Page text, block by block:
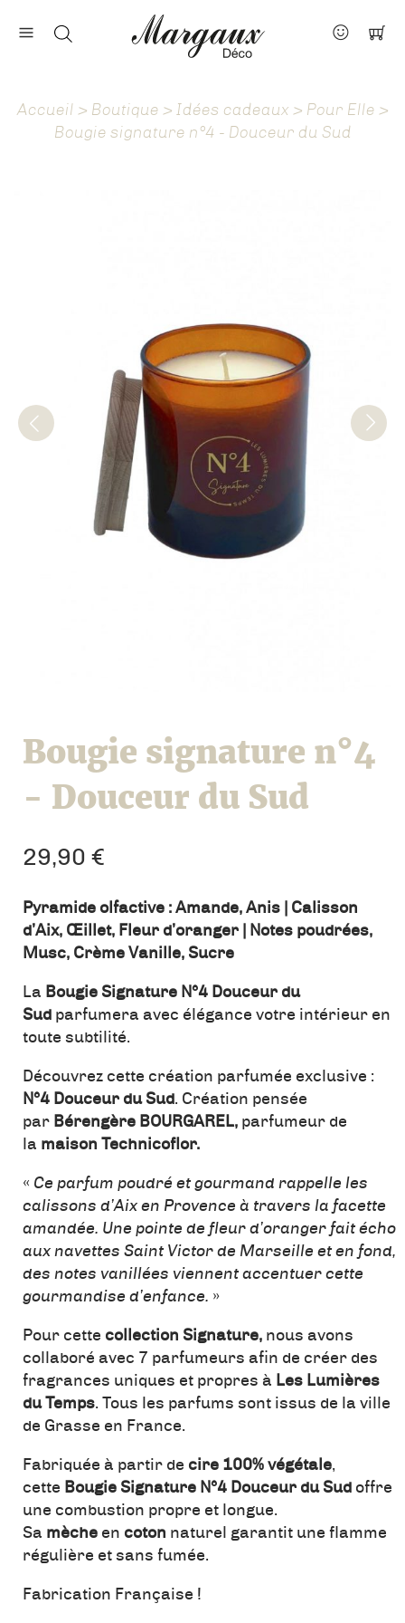
Nos marques
À propos
Accueil > Boutique > Idées cadeaux > Pour Elle >
Bougie signature n°4 - Douceur du Sud
Bougie signature n°4
- Douceur du Sud
29,90 €
Pyramide olfactive : Amande, Anis | Calisson
d’Aix, Œillet, Fleur d’oranger | Notes poudrées,
Musc, Crème Vanille, Sucre
La Bougie Signature N°4 Douceur du
Sud parfumera avec élégance votre intérieur en
toute subtilité.
Découvrez cette création parfumée exclusive :
N°4 Douceur du Sud. Création pensée
par Bérengère BOURGAREL, parfumeur de
la maison Technicoflor.
« Ce parfum poudré et gourmand rappelle les
calissons d’Aix en Provence à travers la facette
amandée. Une pointe de fleur d’oranger fait écho
aux navettes Saint Victor de Marseille et en fond,
des notes vanillées viennent accentuer cette
gourmandise d’enfance. »
Pour cette collection Signature, nous avons
collaboré avec 7 parfumeurs afin de créer des
fragrances uniques et propres à Les Lumières
du Temps. Tous les parfums sont issus de la ville
de Grasse en France.
Fabriquée à partir de cire 100% végétale,
cette Bougie Signature N°4 Douceur du Sud offre
une combustion propre et longue.
Sa mèche en coton naturel garantit une flamme
régulière et sans fumée.
Fabrication Française !